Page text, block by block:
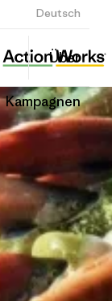
Deutsch
Anmelden
Über
Kampagnen
Diesen
Beitrag
Auf
teilen